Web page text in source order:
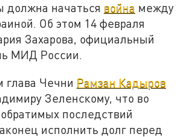
должна начаться война между
Об этом 14 февраля
Захарова, официальный
МИД России.
глава Чечни Рамзан Кадыров
Зеленскому, что во
последствий
исполнить долг перед